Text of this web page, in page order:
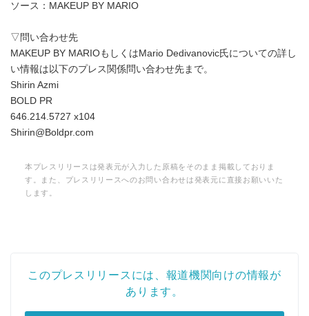
ソース：MAKEUP BY MARIO
▽問い合わせ先
MAKEUP BY MARIOもしくはMario Dedivanovic氏についての詳し
い情報は以下のプレス関係問い合わせ先まで。
Shirin Azmi
BOLD PR
646.214.5727 x104
Shirin@Boldpr.com
本プレスリリースは発表元が入力した原稿をそのまま掲載しておりま
す。また、プレスリリースへのお問い合わせは発表元に直接お願いいた
します。
このプレスリリースには、報道機関向けの情報が
あります。